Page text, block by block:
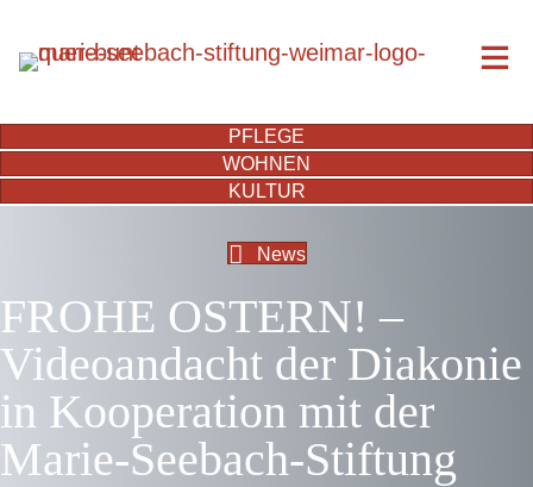
PFLEGE
WOHNEN
KULTUR
News
FROHE OSTERN! –
Videoandacht der Diakonie
in Kooperation mit der
Marie-Seebach-Stiftung